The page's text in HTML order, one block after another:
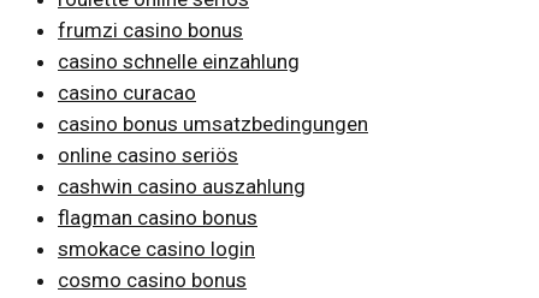
frumzi casino bonus
casino schnelle einzahlung
casino curacao
casino bonus umsatzbedingungen
online casino seriös
cashwin casino auszahlung
flagman casino bonus
smokace casino login
cosmo casino bonus